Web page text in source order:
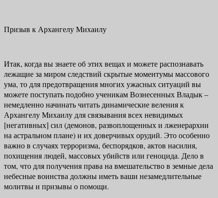
Призыв к Архангелу Михаилу
Итак, когда вы знаете об этих вещах и можете распознавать
лежащие за миром следствий скрытые моментумы массового
ума, то для предотвраще­ния многих ужасных ситуаций вы
можете поступать подобно ученикам Воз­несенных Владык –
немедленно начинать читать динамические веления к
Архангелу Михаилу для связывания всех невидимых
[негативных] сил (демо­нов, развоплощенных и лжеиерархии
на астральном плане) и их доверчивых орудий. Это особенно
важно в случаях терроризма, беспорядков, актов наси­лия,
похищения людей, массовых убийств или геноцида. Дело в
том, что для получения права на вмешательство в земные дела
небесные воинства должны иметь ваши незамедлительные
молитвы и призывы о помощи.